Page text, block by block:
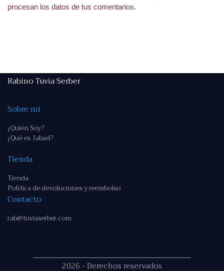
procesan los datos de tus comentarios.
Rabino Tuvia Serber
Sobre mi
¿Quién Soy?
¿Qué es Jabad?
Tienda
Tienda
Política de devoluciones y reembolso
Contacto
rab@tuviaserber.com
2026 - Derechos reservados